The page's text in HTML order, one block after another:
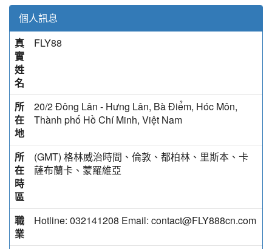
個人訊息
真
實
姓
名
FLY88
所
在
地
20/2 Đông Lân - Hưng Lân, Bà Điểm, Hóc Môn,
Thành phố Hồ Chí Minh, Việt Nam
所
在
時
區
(GMT) 格林威治時間、倫敦、都柏林、里斯本、卡
薩布蘭卡、蒙羅維亞
職
業
Hotline: 032141208 Email: contact@FLY888cn.com